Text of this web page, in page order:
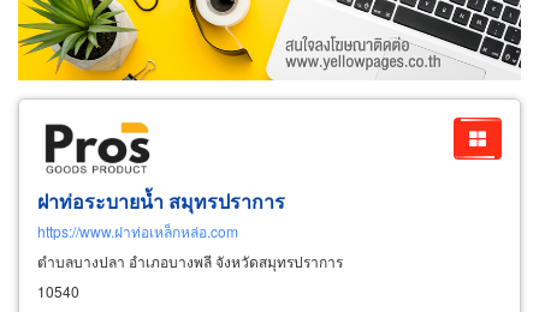
ขายส่ง ขายปลีก ผู้ผลิต
ตัวแทนจัดจำหน่าย
ผู้ส่งออก/นำเข้า
ธุรกิจบริการ
ฝาท่อระบายน้ำ สมุทรปราการ
https://www.ฝาท่อเหล็กหล่อ.com
ตำบลบางปลา อำเภอบางพลี จังหวัดสมุทรปราการ
10540